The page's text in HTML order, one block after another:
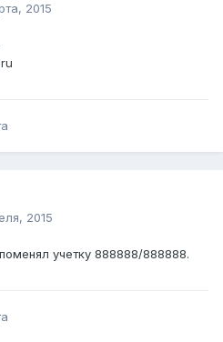
2015
2015
учетку 888888/888888.